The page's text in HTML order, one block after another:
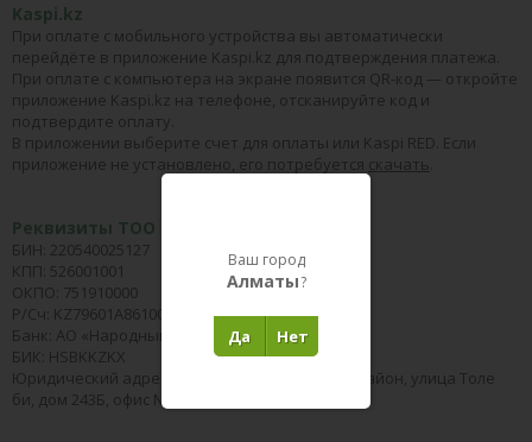
Kaspi.kz
При оплате с мобильного устройства вы автоматически
перейдёте в приложение Kaspi.kz для подтверждения платежа.
При оплате с компьютера на экране появится QR-код — откройте
приложение Kaspi.kz на телефоне, отсканируйте код и
подтвердите оплату.
В приложении выберите счет для оплаты или Kaspi RED. Если
приложение не установлено, его потребуется скачать
Реквизиты ТОО «ЗооТорг»
БИН: 220540025127
КПП: 526001001
ОКПО: 751910000
Р/Сч: KZ79601A861005264511
Банк: АО «Народный Банк Казахстана»
БИК: HSBKKZKX
Юридический адрес: г. Алматы, Алмалинский район, улица Толе
би, дом 243Б, офис Nº3, почтовый индекс 050005
Ваш город
Алматы?
Нет
Да